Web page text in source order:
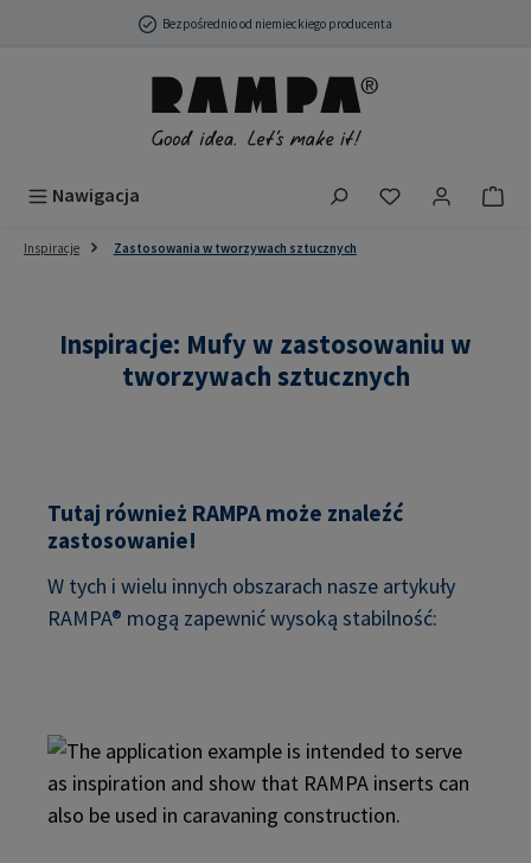
Przejdź do głównej zawartościBezpośrednio od niemieckiego producenta
Nawigacja Masz 0
Inspiracje Zastosowania w tworzywach sztucznych
Inspiracje: Mufy w zastosowaniu w
tworzywach sztucznych
Tutaj również RAMPA może znaleźć
zastosowanie!
W tych i wielu innych obszarach nasze artykuły
RAMPA® mogą zapewnić wysoką stabilność: